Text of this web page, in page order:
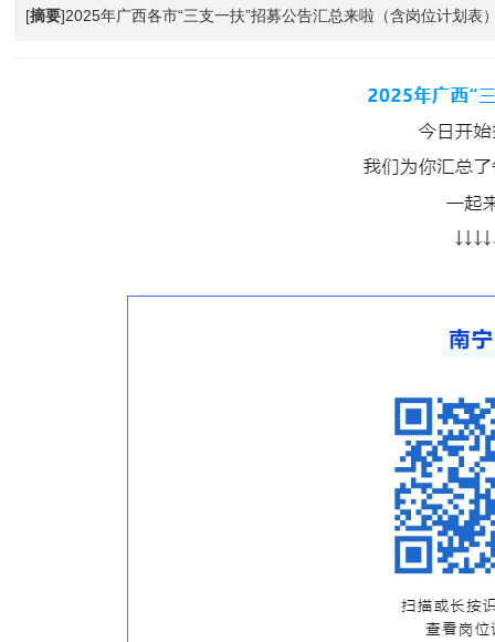
[摘要]2025年广西各市“三支一扶”招募公告汇总来啦（含岗位计划表